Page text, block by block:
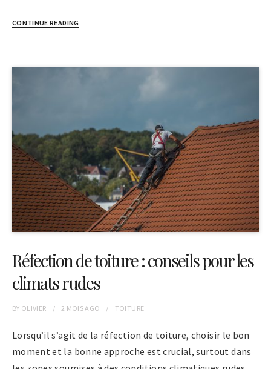
CONTINUE READING
Réfection de toiture : conseils pour les
climats rudes
BY OLIVIER 2 MOISAGO TOITURE
Lorsqu’il s’agit de la réfection de toiture, choisir le bon
moment et la bonne approche est crucial, surtout dans